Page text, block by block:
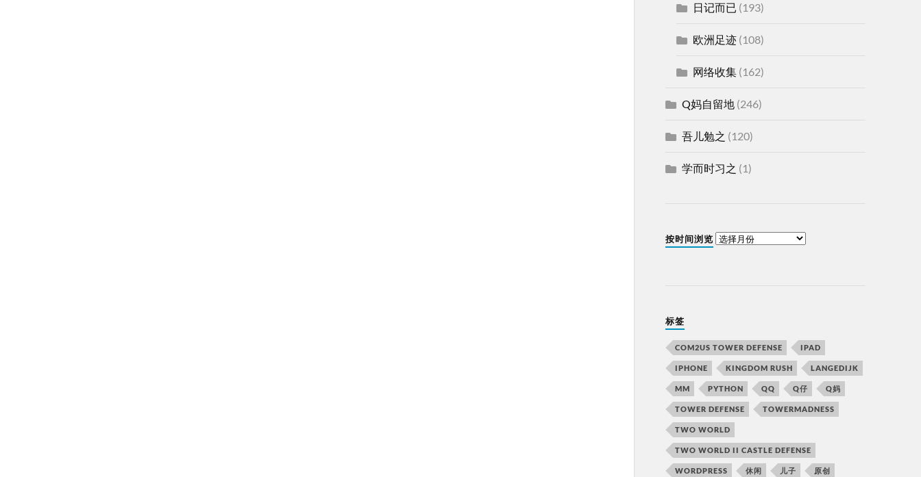
日记而已 (193)
欧洲足迹(108)
网络收集(162)
Q妈自留地(246)
吾儿勉之 (120)
学而时习之 (1)
按时间浏览
标签
COM2US TOWER DEFENSE IPAD
IPHONE KINGDOM RUSH LANGEDIJK
MM PYTHON QQ Q仔 Q妈
TOWER DEFENSE TOWERMADNESS
TWO WORLD
TWO WORLD II CASTLE DEFENSE
WORDPRESS 休闲 儿子 原创